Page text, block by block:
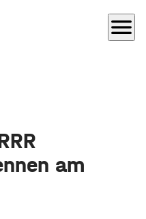
menu
am